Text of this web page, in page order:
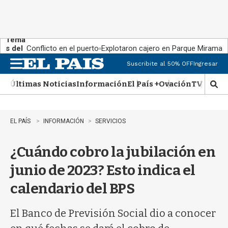
Tema
s del
día:
Conflicto en el puerto Explotaron cajero en Parque Miramar
n
u
Suscribite al 50% OFFIngresar
Últimas NoticiasInformaciónEl País +OvaciónTV Show
M
o
r
b
e
d
EL PAÍS INFORMACIÓN SERVICIOS
¿Cuándo cobro la jubilación en
junio de 2023? Esto indica el
calendario del BPS
El Banco de Previsión Social dio a conocer